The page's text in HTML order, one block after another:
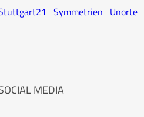
Symmetrien Unorte
MEDIA